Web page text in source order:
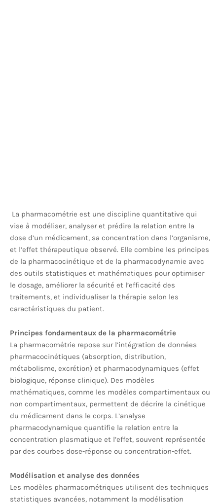
La pharmacométrie est une discipline quantitative qui
vise à modéliser, analyser et prédire la relation entre la
dose d’un médicament, sa concentration dans l’organisme,
et l’effet thérapeutique observé. Elle combine les principes
de la pharmacocinétique et de la pharmacodynamie avec
des outils statistiques et mathématiques pour optimiser
le dosage, améliorer la sécurité et l’efficacité des
traitements, et individualiser la thérapie selon les
caractéristiques du patient.
Principes fondamentaux de la pharmacométrie
La pharmacométrie repose sur l’intégration de données
pharmacocinétiques (absorption, distribution,
métabolisme, excrétion) et pharmacodynamiques (effet
biologique, réponse clinique). Des modèles
mathématiques, comme les modèles compartimentaux ou
non compartimentaux, permettent de décrire la cinétique
du médicament dans le corps. L’analyse
pharmacodynamique quantifie la relation entre la
concentration plasmatique et l’effet, souvent représentée
par des courbes dose-réponse ou concentration-effet.
Modélisation et analyse des données
Les modèles pharmacométriques utilisent des techniques
statistiques avancées, notamment la modélisation